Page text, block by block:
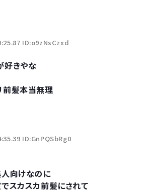
ID:o9zNsCzxd
好きやな
前髪本当無理
ID:GnPQSbRg0
向けなのに
スカスカ前髪にされて